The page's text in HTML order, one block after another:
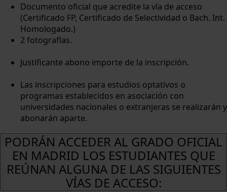
Documento oficial que acredite la vía de acceso
(Certificado FP, Certificado de Selectividad o Bach. Int.
Homologado.)
2 fotografías.
Justificante abono importe de la inscripción.
Las inscripciones para estudios optativos o
programas establecidos en asociación con
universidades nacionales o extranjeras se realizarán y
abonarán aparte.
PODRÁN ACCEDER AL GRADO OFICIAL
EN MADRID LOS ESTUDIANTES QUE
REÚNAN ALGUNA DE LAS SIGUIENTES
VÍAS DE ACCESO: